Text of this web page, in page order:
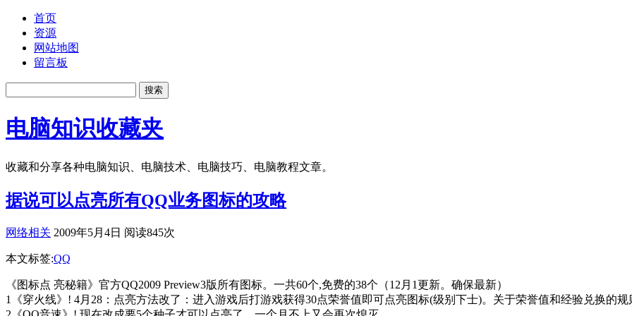
首页
资源
网站地图
留言板
电脑知识收藏夹
收藏和分享各种电脑知识、电脑技术、电脑技巧、电脑教程文章。
据说可以点亮所有QQ业务图标的攻略
网络相关 2009年5月4日 阅读845次
本文标签:QQ
《图标点 亮秘籍》官方QQ2009 Preview3版所有图标。一共60个,免费的38个（12月1更新。确保最新）
1《穿火线》! 4月28：点亮方法改了：进入游戏后打游戏获得30点荣誉值即可点亮图标(级别下士)。关于荣誉值和经验兑换的规